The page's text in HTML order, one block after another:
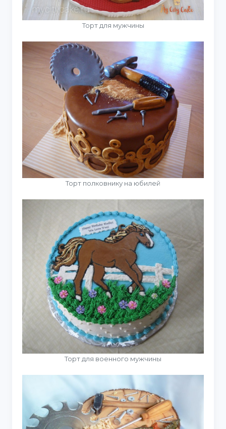
Торт для мужчины
Торт полковнику на юбилей
Торт для военного мужчины